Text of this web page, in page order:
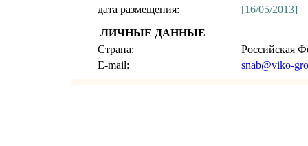
дата размещения:
[16/05/2013]
ЛИЧНЫЕ ДАННЫЕ
Страна:
Российская
E-mail:
snab@viko-